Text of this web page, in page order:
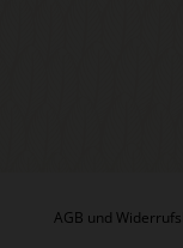
AGB und